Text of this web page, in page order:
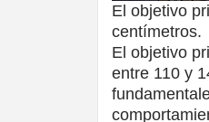
El objetivo
centímetros.
El objetivo
entre 110 y